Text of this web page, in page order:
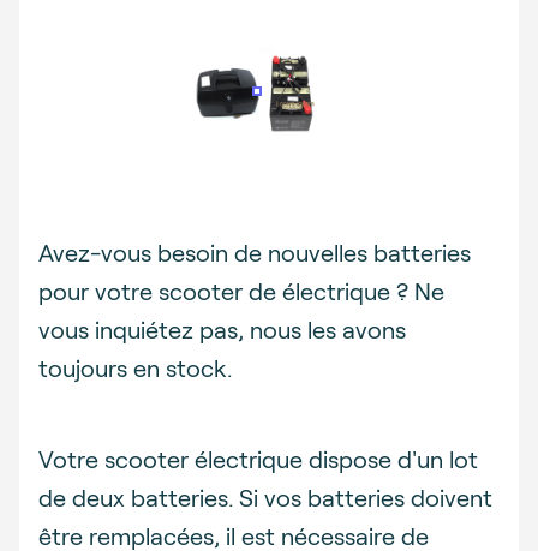
Description
Avez-vous besoin de nouvelles batteries
pour votre scooter de électrique ? Ne
vous inquiétez pas, nous les avons
toujours en stock.
Votre scooter électrique dispose d'un lot
de deux batteries. Si vos batteries doivent
être remplacées, il est nécessaire de